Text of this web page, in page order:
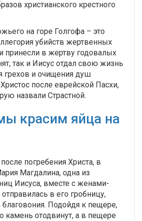
христианского крестного
на горе Голгофа – это
убийств жертвенных
принесли в жертву годовалых
так и Иисус отдал свою жизнь
грехов и очищения душ
после еврейской Пасхи,
назвали Страстной.
красим яйца на
погребения Христа, в
Магдалина, одна из
Иисуса, вместе с женами-
в его гробницу,
благовония. Подойдя к пещере,
камень отодвинут, а в пещере